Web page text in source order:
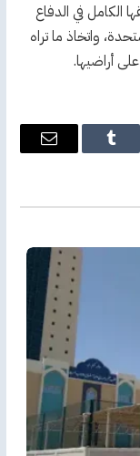
الكامل في الدفاع
الأمم المتحدة، واتخاذ ما تراه
أراضيها.
Tumblr
البريد